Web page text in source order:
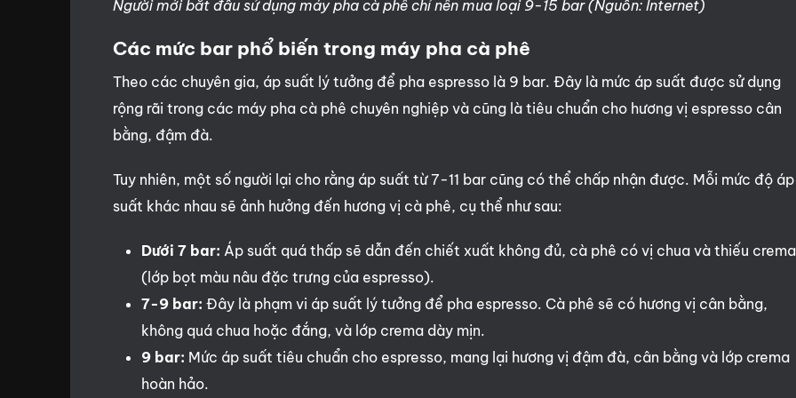
Người mới bắt đầu sử dụng máy pha cà phê chỉ nên mua loại 9-15 bar (Nguồn: Internet)
Các mức bar phổ biến trong máy pha cà phê
Theo các chuyên gia, áp suất lý tưởng để pha espresso là 9 bar. Đây là mức áp suất được sử dụng
rộng rãi trong các máy pha cà phê chuyên nghiệp và cũng là tiêu chuẩn cho hương vị espresso cân
bằng, đậm đà.
Tuy nhiên, một số người lại cho rằng áp suất từ 7-11 bar cũng có thể chấp nhận được. Mỗi mức độ áp
suất khác nhau sẽ ảnh hưởng đến hương vị cà phê, cụ thể như sau:
Dưới 7 bar: Áp suất quá thấp sẽ dẫn đến chiết xuất không đủ, cà phê có vị chua và thiếu crema
(lớp bọt màu nâu đặc trưng của espresso).
7-9 bar:Đây là phạm vi áp suất lý tưởng để pha espresso. Cà phê sẽ có hương vị cân bằng,
không quá chua hoặc đắng, và lớp crema dày mịn.
9 bar: Mức áp suất tiêu chuẩn cho espresso, mang lại hương vị đậm đà, cân bằng và lớp crema
hoàn hảo.